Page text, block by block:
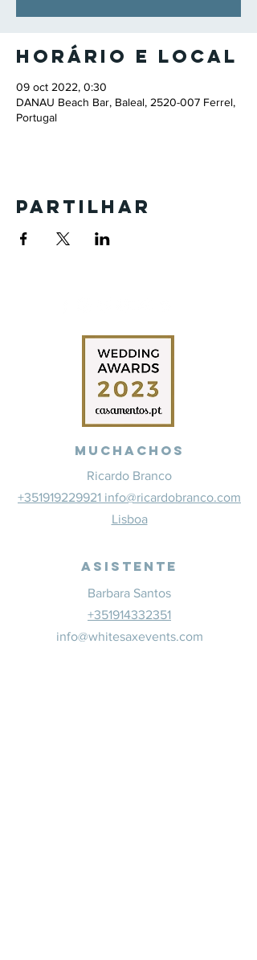
Horário e local
09 oct 2022, 0:30
DANAU Beach Bar, Baleal, 2520-007 Ferrel,
Portugal
Partilhar
Muchachos
Ricardo Branco
+351919229921 info@ricardobranco.com
Lisboa
Asistente
Barbara Santos
+351914332351
info@whitesaxevents.com